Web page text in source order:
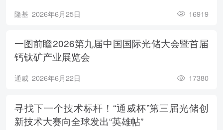
隆基 2026年6月25日 16919
一图前瞻2026第九届中国国际光储大会暨首届
钙钛矿产业展览会
通威 2026年6月22日 17380
寻找下一个技术标杆！“通威杯”第三届光储创
新技术大赛向全球发出“英雄帖”